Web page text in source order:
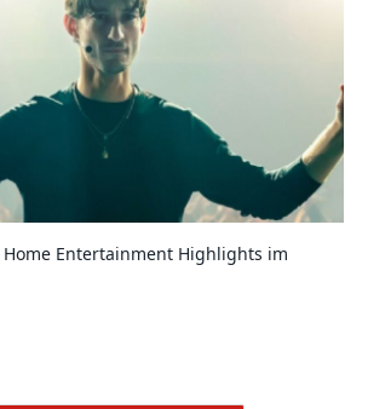
Entertainment Highlights im